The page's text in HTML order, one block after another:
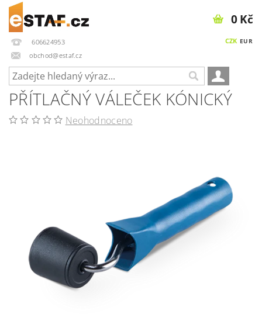
606624953
obchod@estaf.cz
CZK EUR
0 Kč
PŘÍTLAČNÝ VÁLEČEK KÓNICKÝ
Neohodnoceno